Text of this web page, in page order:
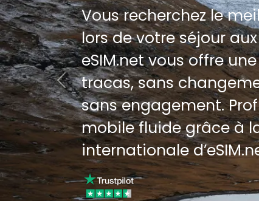
Vous recherchez le
lors de votre séjour
eSIM.net vous offre
tracas, sans
sans engagement.
mobile fluide grâce à
internationale
Previous